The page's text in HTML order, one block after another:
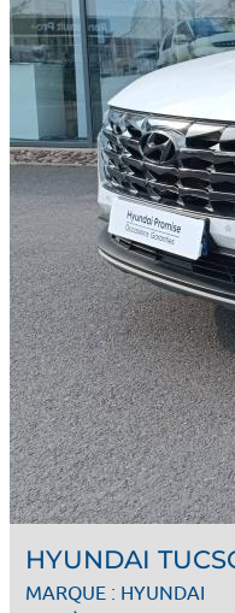
HYUNDAI
MARQUE : HYUNDAI